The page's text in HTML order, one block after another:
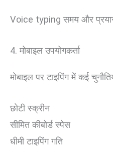
Voice typing समय और
4. मोबाइल उपयोगकर्ता
मोबाइल पर टाइपिंग में कई
छोटी स्क्रीन
सीमित कीबोर्ड स्पेस
धीमी टाइपिंग गति